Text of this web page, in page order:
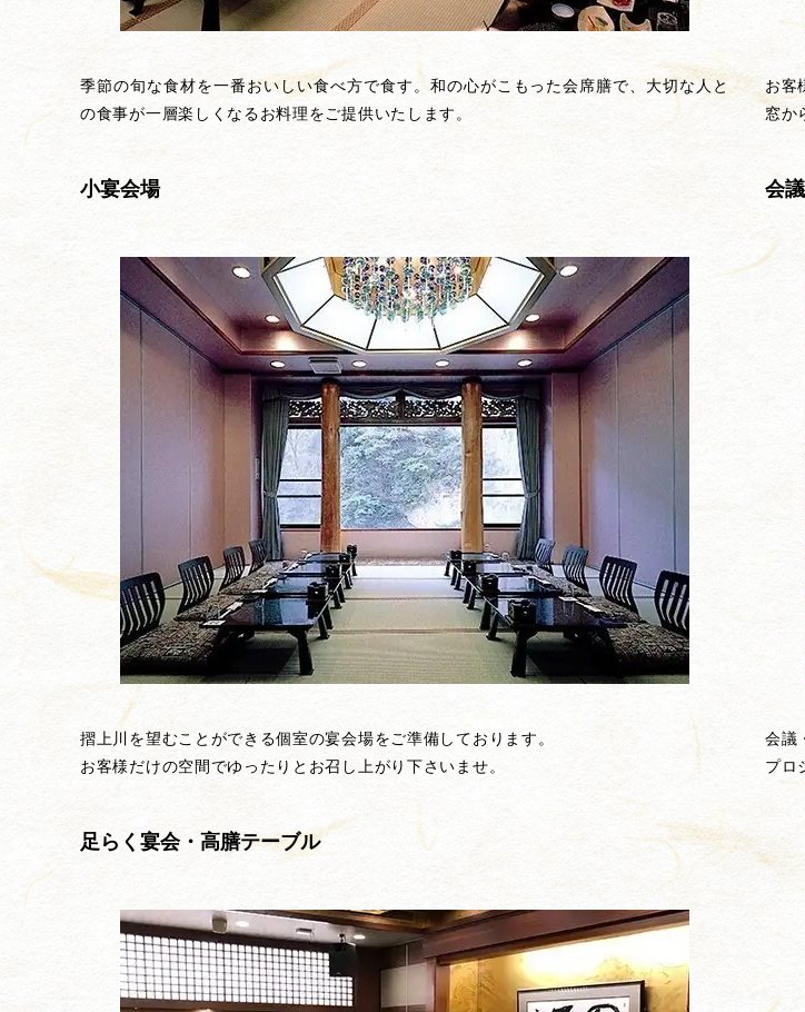
季節の旬な食材を一番おいしい食べ方で食す。和の心がこもった会席膳で、大切な人と
の食事が一層楽しくなるお料理をご提供いたします。
お客
窓か
小宴会場
摺上川を望むことができる個室の宴会場をご準備しております。
お客様だけの空間でゆったりとお召し上がり下さいませ。
会
会議
プロ
足らく宴会・高膳テーブル